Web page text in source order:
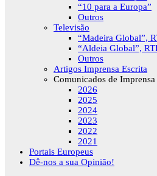
“10 para a Europa”
Outros
Televisão
“Madeira Global”,
“Aldeia Global”,
Outros
Artigos Imprensa Escrita
Comunicados de Imprensa
2026
2025
2024
2023
2022
2021
Portais Europeus
Dê-nos a sua Opinião!